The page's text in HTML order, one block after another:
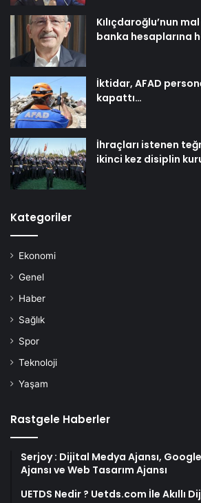
Kılıçdaroğlu’nun
banka hesaplarına
İktidar, AFAD
kapattı…
İhraçları istenen
ikinci kez disiplin
Kategoriler
Ekonomi
Genel
Haber
Sağlık
Spor
Teknoloji
Yaşam
Rastgele Haberler
Serjoy : Dijital Medya Ajansı, Google
Ajansı ve Web Tasarım Ajansı
UETDS Nedir ? Uetds.com İle Akıllı